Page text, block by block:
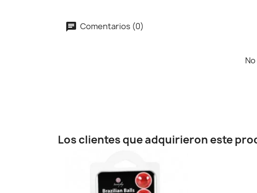
Comentarios (0)
Los clientes que adquirieron este